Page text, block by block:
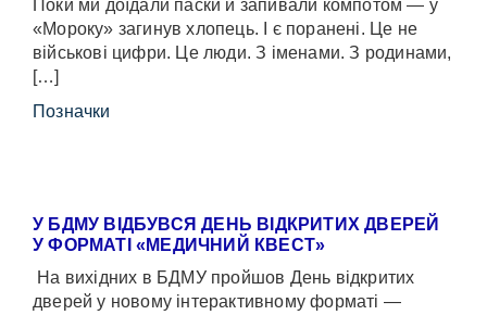
Поки ми доїдали паски й запивали компотом — у
«Мороку» загинув хлопець. І є поранені. Це не
військові цифри. Це люди. З іменами. З родинами,
[…]
Позначки
У БДМУ ВІДБУВСЯ ДЕНЬ ВІДКРИТИХ ДВЕРЕЙ
У ФОРМАТІ «МЕДИЧНИЙ КВЕСТ»
На вихідних в БДМУ пройшов День відкритих
дверей у новому інтерактивному форматі —